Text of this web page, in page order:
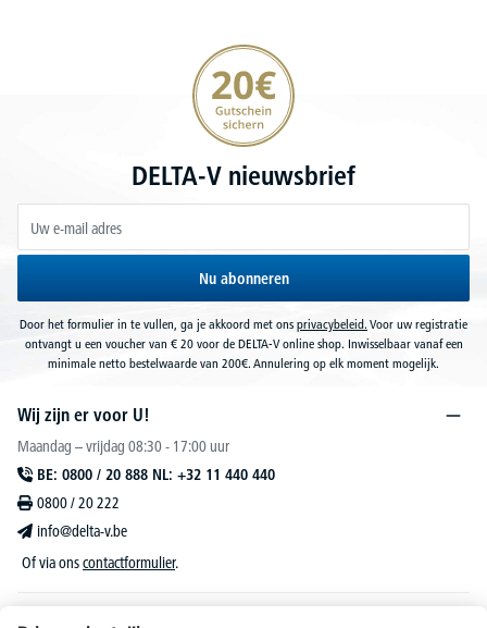
20€ korting verzekeren
DELTA-V nieuwsbrief
Nu abonneren
Door het formulier in te vullen, ga je akkoord met ons privacybeleid. Voor uw registratie
ontvangt u een voucher van € 20 voor de DELTA-V online shop. Inwisselbaar vanaf een
minimale netto bestelwaarde van 200€. Annulering op elk moment mogelijk.
Wij zijn er voor U!
Maandag – vrijdag 08:30 - 17:00 uur
BE: 0800 / 20 888 NL: +32 11 440 440
0800 / 20 222
info@delta-v.be
Of via onscontactformulier.
DELTA-V Lucas